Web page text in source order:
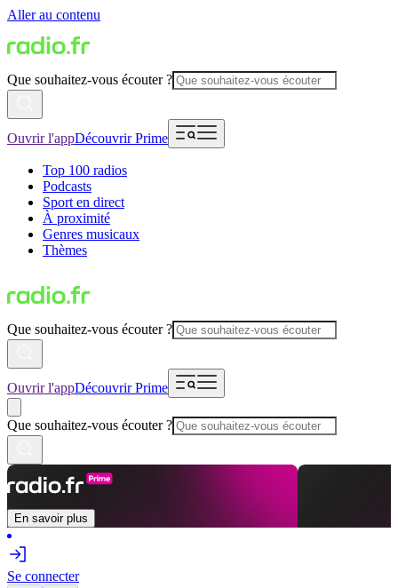
Aller au contenu
Que souhaitez-vous écouter ?
Ouvrir l'appDécouvrir Prime
Top 100 radios
Podcasts
Sport en direct
À proximité
Genres musicaux
Thèmes
Que souhaitez-vous écouter ?
Ouvrir l'appDécouvrir Prime
Que souhaitez-vous écouter ?
En savoir plus
Se connecter